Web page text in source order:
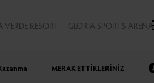
VERDE RESORT GLORIA SPORTS ARENA
MERAK ETTİKLERİNİZ